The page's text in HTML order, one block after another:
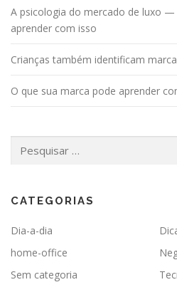
A psicologia do mercado de luxo
aprender com isso
Crianças também identificam
O que sua marca pode aprender
por:
CATEGORIAS
Dia-a-dia
home-office
Sem categoria